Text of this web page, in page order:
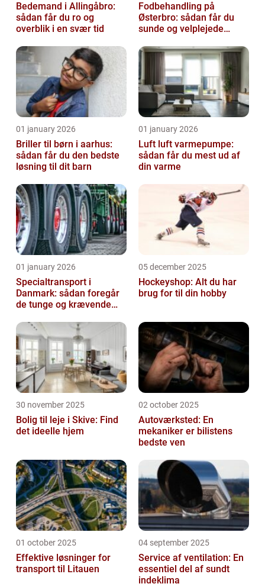
Bedemand i Allingåbro:
sådan får du ro og
overblik i en svær tid
Fodbehandling på
Østerbro: sådan får du
sunde og velplejede
01 january 2026
Briller til børn i aarhus:
sådan får du den bedste
løsning til dit barn
01 january 2026
Luft luft varmepumpe:
sådan får du mest ud af
din varme
01 january 2026
Specialtransport i
Danmark: sådan foregår
de tunge og krævende
05 december 2025
Hockeyshop: Alt du har
brug for til din hobby
30 november 2025
Bolig til leje i Skive: Find
det ideelle hjem
02 october 2025
Autoværksted: En
mekaniker er bilistens
bedste ven
01 october 2025
Effektive løsninger for
transport til Litauen
04 september 2025
Service af ventilation: En
essentiel del af sundt
indeklima